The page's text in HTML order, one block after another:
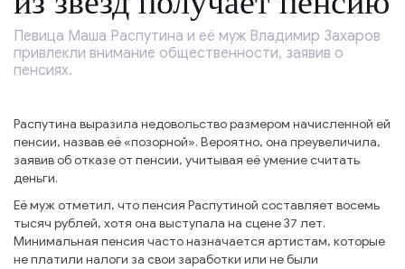
Певица Маша Распутина и её муж Владимир Захаров
привлекли внимание общественности, заявив о
пенсиях.
Распутина выразила недовольство размером начисленной ей
пенсии, назвав её «позорной». Вероятно, она преувеличила,
заявив об отказе от пенсии, учитывая её умение считать
деньги.
Её муж отметил, что пенсия Распутиной составляет восемь
тысяч рублей, хотя она выступала на сцене 37 лет.
Минимальная пенсия часто назначается артистам, которые
не платили налоги за свои заработки или не были